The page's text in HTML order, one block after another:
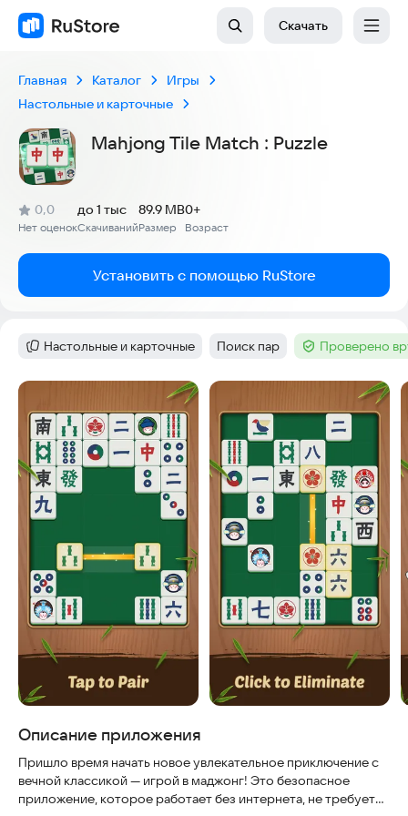
Скачать
Главная Каталог
Игры
Настольные и карточные
Mahjong Tile Match : Puzzle
Рейтинг:
0,0
(
Нет оценок
)
Скачиваний
до 1 тыс
Размер
89.9 MB
Возраст
0+
Установить с помощью RuStore
Категория:
Настольные и карточные Тег:
Поиск пар Тег :Проверено
Скриншоты
Описание приложения
Пришло время начать новое увлекательное приключение с
вечной классикой — игрой в маджонг! Это безопасное
приложение, которое работает без интернета, не требует